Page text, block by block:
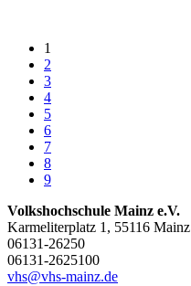
1
2
3
4
5
6
7
8
9
Volkshochschule Mainz e.V.
Karmeliterplatz 1, 55116 Mainz
06131-26250
06131-2625100
vhs@vhs-mainz.de